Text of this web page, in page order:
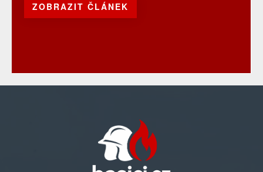
ZOBRAZIT ČLÁNEK